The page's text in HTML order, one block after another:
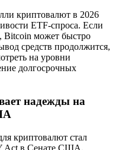
криптовалют в 2026
ETF-спроса. Если
Bitcoin может быстро
средств продолжится,
на уровни
долгосрочных
надежды на
криптовалют стал
Act в Сенате США.